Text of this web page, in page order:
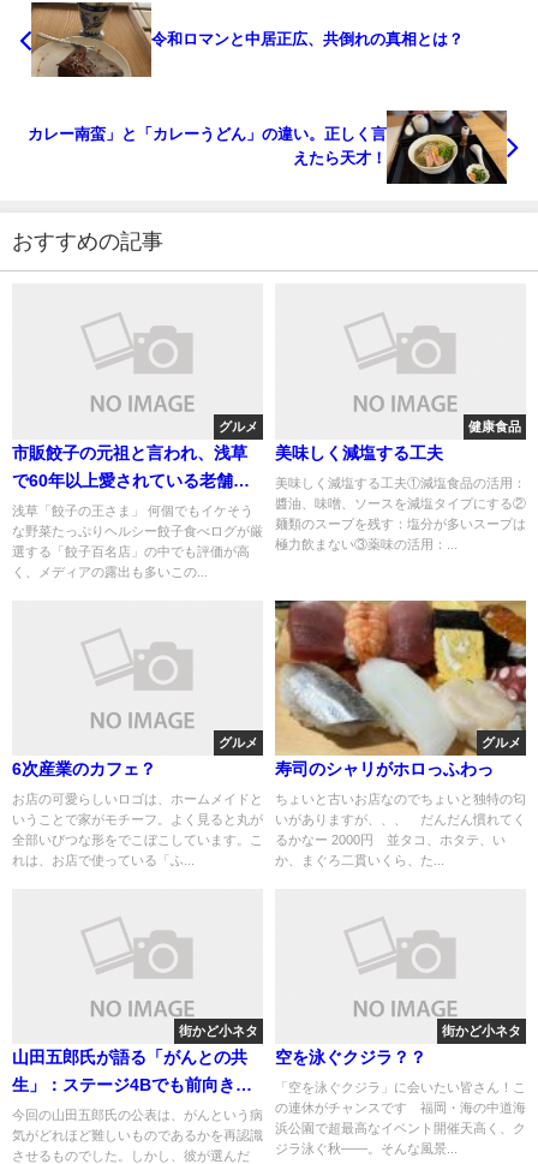
令和ロマンと中居正広、共倒れの真相とは？
カレー南蛮」と「カレーうどん」の違い。正しく言
えたら天才！
おすすめの記事
グルメ
市販餃子の元祖と言われ、浅草
で60年以上愛されている老舗の
町中華「餃子の王さま」
浅草「餃子の王さま」 何個でもイケそう
な野菜たっぷりヘルシー餃子食べログが厳
選する「餃子百名店」の中でも評価が高
く、メディアの露出も多いこの...
健康食品
美味しく減塩する工夫
美味しく減塩する工夫①減塩食品の活用：
醬油、味噌、ソースを減塩タイプにする②
麺類のスープを残す：塩分が多いスープは
極力飲まない③薬味の活用：...
グルメ
6次産業のカフェ？
お店の可愛らしいロゴは、ホームメイドと
いうことで家がモチーフ。よく見ると丸が
全部いびつな形をでこぼこしています。こ
れは、お店で使っている「ふ...
グルメ
寿司のシャリがホロっふわっ
ちょいと古いお店なのでちょいと独特の匂
いがありますが、、、 だんだん慣れてく
るかなー 2000円 並タコ、ホタテ、い
か、まぐろ二貫いくら、た...
街かど小ネタ
山田五郎氏が語る「がんとの共
生」：ステージ4Bでも前向きに
仕事を続ける理由
今回の山田五郎氏の公表は、がんという病
気がどれほど難しいものであるかを再認識
させるものでした。しかし、彼が選んだ
街かど小ネタ
空を泳ぐクジラ？？
「空を泳ぐクジラ」に会いたい皆さん！こ
の連休がチャンスです 福岡・海の中道海
浜公園で超最高なイベント開催天高く、ク
ジラ泳ぐ秋――。そんな風景...